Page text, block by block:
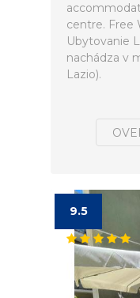
centre. Free
Ubytovanie
nachádza v
Lazio).
9.5